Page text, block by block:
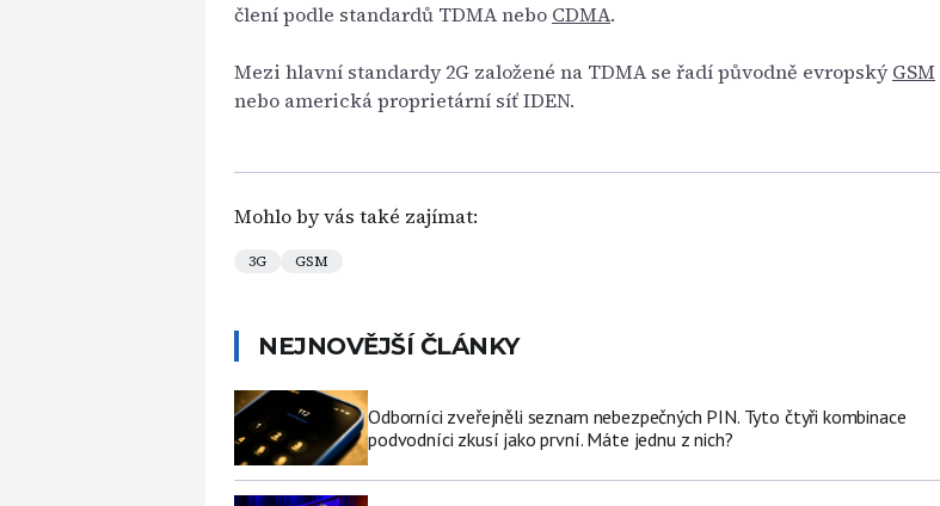
člení podle standardů TDMA nebo CDMA.
Mezi hlavní standardy 2G založené na TDMA se řadí původně evropskýGSM
nebo americká proprietární síť IDEN.
Mohlo by vás také zajímat:
3G GSM
NEJNOVĚJŠÍ ČLÁNKY
Odborníci zveřejněli seznam nebezpečných PIN. Tyto čtyři kombinace
podvodníci zkusí jako první. Máte jednu z nich?